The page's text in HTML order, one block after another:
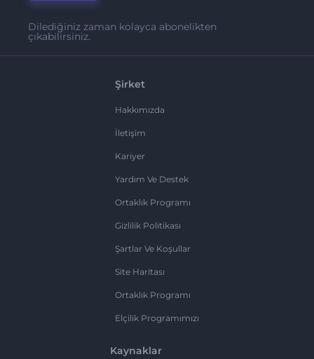
Dilediğiniz zaman kolayca abonelikten
çıkabilirsiniz.
Şirket
Hakkımızda
İletişim
Kariyer
Yardım Ve Destek
Ortaklık Programı
Gizlilik Politikası
Şartlar Ve Koşullar
Site Haritası
Ortaklık Programı
Elçilik Programımızı
Kaynaklar